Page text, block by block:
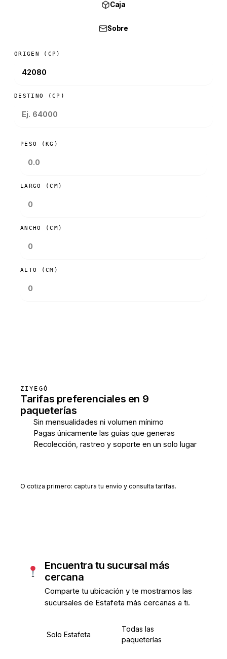
Caja
Sobre
ORIGEN (CP)
DESTINO (CP)
PESO (KG)
LARGO (CM)
ANCHO (CM)
ALTO (CM)
ZIYEGÓ
Tarifas preferenciales en 9
paqueterías
Sin mensualidades ni volumen mínimo
Pagas únicamente las guías que generas
Recolección, rastreo y soporte en un solo lugar
O cotiza primero: captura tu envío y consulta tarifas.
Encuentra tu sucursal más
cercana
Comparte tu ubicación y te mostramos las
sucursales de Estafeta más cercanas a ti.
Solo Estafeta
Todas las
paqueterías